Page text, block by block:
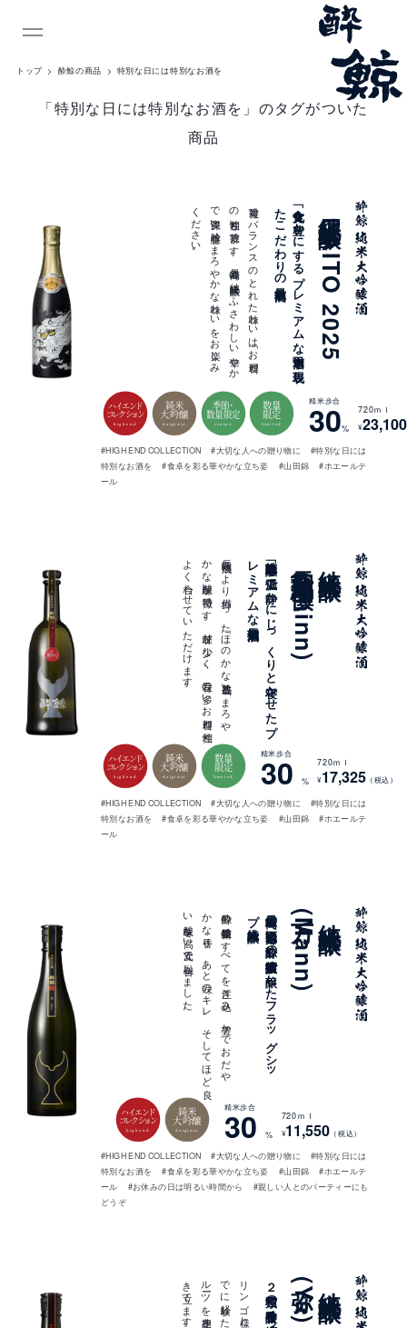
INDEX
トップ 酔鯨の商品 特別な日には特別なお酒を
「特別な日には特別なお酒を」のタグがついた
商品
純米大吟醸 DAITO 2025
「食文化を
豊か
に
す
る
プ
レ
ミ
ア
ム
な
日本酒」を
表現し
た
こ
だ
わ
り
の
最高級酒
複雑で
バ
ラ
ン
ス
の
と
れ
た
味わ
い
は
「お
料理と
の
相性」も
抜群で
す
。
最高峰の
純米大吟醸に
ふ
さ
わ
し
い
華や
か
で
奥深い
吟醸香、
ま
ろ
や
か
な
味わ
い
を
お
楽し
み
く
だ
さ
い
。
ハイエンド
コレクション
highend
純米
大吟醸
daiginjo
季節・
数量限定
season
数量
限定
limited
精米歩合
30%
720ｍｌ
¥23,100
#HIGH END COLLECTION #大切な人への贈り物に
#特別な日には
特別なお酒を
#食卓を彩る華やかな立ち姿 #山田錦
#ホエールテ
ール
長期熟成酒 慎(Shinn)
純米大吟醸「万」を
低温で
静か
に
じ
っ
く
り
と
寝か
せ
た
プ
レ
ミ
ア
ム
な
長期熟成酒
長期熟成に
よ
り
備わ
っ
た
「ほ
の
か
な
熟成香」と
「ま
ろ
や
か
な
酸味」が
特徴で
す
。
甘味が
少な
く
、
旨味の
多い
お
料理と
相性
よ
く
合わ
せ
て
い
た
だ
け
ま
す
。
ハイエンド
コレクション
highend
純米
大吟醸
daiginjo
数量
限定
limited
精米歩合
30 %
720ｍｌ
¥17,325（税込）
#HIGH END COLLECTION #大切な人への贈り物に
#特別な日には
特別なお酒を
#食卓を彩る華やかな立ち姿 #山田錦
#ホエールテ
ール
万(Mann)
最高峰の
酒米「山田錦」を
酔鯨の
醸造技術で
醸し
た
フ
ラ
ッ
グ
シ
ッ
プ
純米大吟醸
酔鯨の
醸造技術の
す
べ
て
を
注ぎ
込み
、
豊か
で
お
だ
や
か
な
香り
、
あ
と
味の
キ
レ
、
そ
し
て
ほ
ど
良
い
酸味を
高い
次元で
融合し
ま
し
た
。
ハイエンド
コレクション
highend
純米
大吟醸
daiginjo
精米歩合
30%
720ｍｌ
¥11,550 （税込）
#HIGH END COLLECTION #大切な人への贈り物に
#特別な日には
特別なお酒を
#食卓を彩る華やかな立ち姿 #山田錦
#ホエールテ
ール
#お休みの日は明るい時間から
#親しい人とのパーティーにも
どうぞ
弥(Ya)
。